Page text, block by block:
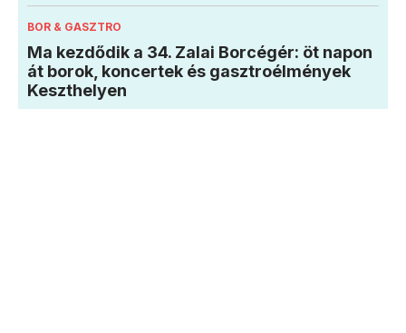
BOR & GASZTRO
Ma kezdődik a 34. Zalai Borcégér: öt napon
át borok, koncertek és gasztroélmények
Keszthelyen